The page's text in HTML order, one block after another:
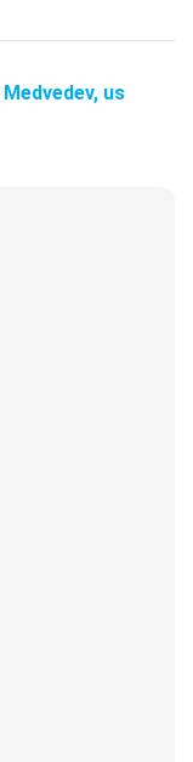
Medvedev, us